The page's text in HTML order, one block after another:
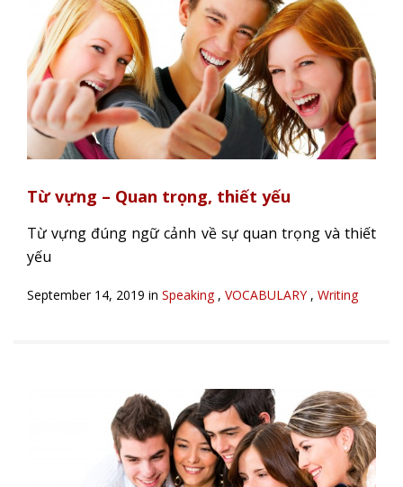
Từ vựng – Quan trọng, thiết yếu
Từ vựng đúng ngữ cảnh về sự quan trọng và thiết
yếu
September 14, 2019 in Speaking, VOCABULARY, Writing